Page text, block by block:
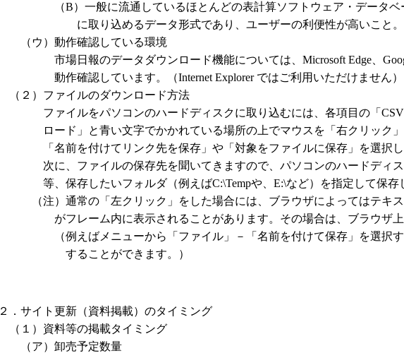
（B）一般に流通しているほとんどの表計算ソフトウェア・データベ
に取り込めるデータ形式であり、ユーザーの利便性が高いこと。
（ウ）動作確認している環境
市場日報のデータダウンロード機能については、Microsoft Edge、
動作確認しています。（Internet Explorer ではご利用いただけません）
（２）ファイルのダウンロード方法
ファイルをパソコンのハードディスクに取り込むには、各項目の「CSV
ロード」と青い文字でかかれている場所の上でマウスを「右クリック」
「名前を付けてリンク先を保存」や「対象をファイルに保存」を選択し
次に、ファイルの保存先を聞いてきますので、パソコンのハードディス
等、保存したいフォルダ（例えばC:\Tempや、E:\など）を指定して保存
（注）通常の「左クリック」をした場合には、ブラウザによってはテキス
がフレーム内に表示されることがあります。その場合は、ブラウザ上
（例えばメニューから「ファイル」－「名前を付けて保存」を選択す
することができます。）
２．サイト更新（資料掲載）のタイミング
（１）資料等の掲載タイミング
（ア）卸売予定数量